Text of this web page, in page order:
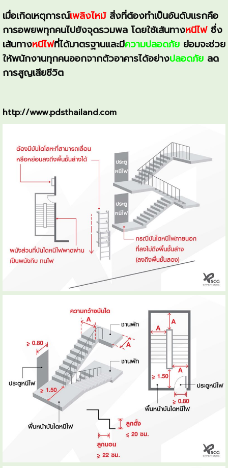
เมื่อเกิดเหตุการณ์เพลิงไหม้สิ่งที่ต้องทำเป็นอันดับแรกคือ
การอพยพทุกคนไปยังจุดรวมพล โดยใช้เส้นทางหนีไฟซึ่ง
เส้นทางหนีไฟที่ได้มาตรฐานและมีความปลอดภัยย่อมจะช่วย
ให้พนักงานทุกคนออกจากตัวอาคารได้อย่างปลอดภัยลด
การสูญเสียชีวิต
http://www.pdsthailand.com